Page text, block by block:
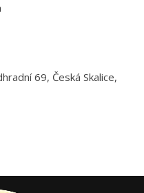
69, Česká Skalice,